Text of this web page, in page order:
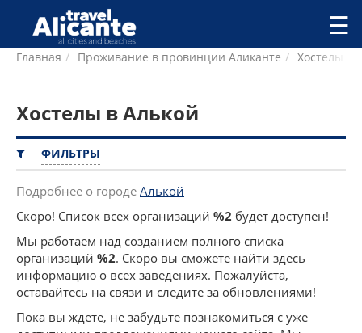
Перейти к основному содержанию
ГОРОДА
ПИТАНИЕ
ПЛЯЖИ
ДОСТОПРИМЕЧАТЕЛЬНОСТИ
КЕМПИНГ
КОМАРКИ (РАЙОНЫ)
РЕЦЕПТЫ
ПРЕДЛОЖЕНИЯ
СТАТЬИ
УСЛУГИ
☰
Главная Проживание в провинции Аликанте Хостелы
Хостелы в Алькой
ФИЛЬТРЫ
Подробнее о городе Алькой
Скоро! Список всех организаций %2 будет доступен!
Мы работаем над созданием полного списка
организаций %2. Скоро вы сможете найти здесь
информацию о всех заведениях. Пожалуйста,
оставайтесь на связи и следите за обновлениями!
Пока вы ждете, не забудьте познакомиться с уже